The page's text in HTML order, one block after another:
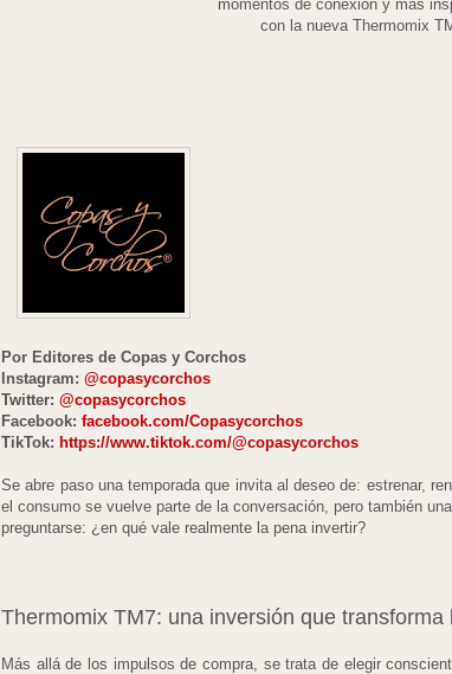
momentos de conexión y más
con la nueva Thermomix
Por Editores de Copas y Corchos
Instagram: @copasycorchos
Twitter: @copasycorchos
Facebook: facebook.com/Copasycorchos
TikTok: https://www.tiktok.com/@copasycorchos
Se abre paso una temporada que invita al deseo de: estrenar,
el consumo se vuelve parte de la conversación, pero también
preguntarse: ¿en qué vale realmente la pena invertir?
Thermomix TM7: una inversión que transforma
Más allá de los impulsos de compra, se trata de elegir